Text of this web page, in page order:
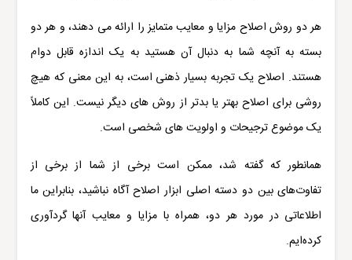
هر دو روش اصلاح مزایا و معایب متمایز را ارائه می دهند، و هر دو
بسته به آنچه شما به دنبال آن هستید به یک اندازه قابل دوام
هستند. اصلاح یک تجربه بسیار ذهنی است، به این معنی که هیچ
روشی برای اصلاح بهتر یا بدتر از روش های دیگر نیست. این کاملاً
یک موضوع ترجیحات و اولویت های شخصی است.
همانطور که گفته شد، ممکن است برخی از شما از برخی از
تفاوت‌های بین دو دسته اصلی ابزار اصلاح آگاه نباشید، بنابراین ما
اطلاعاتی در مورد هر دو، همراه با مزایا و معایب آنها گردآوری
کرده‌ایم.